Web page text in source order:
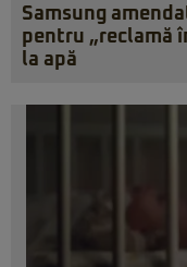
Samsung
pentru „reclamă
la apă